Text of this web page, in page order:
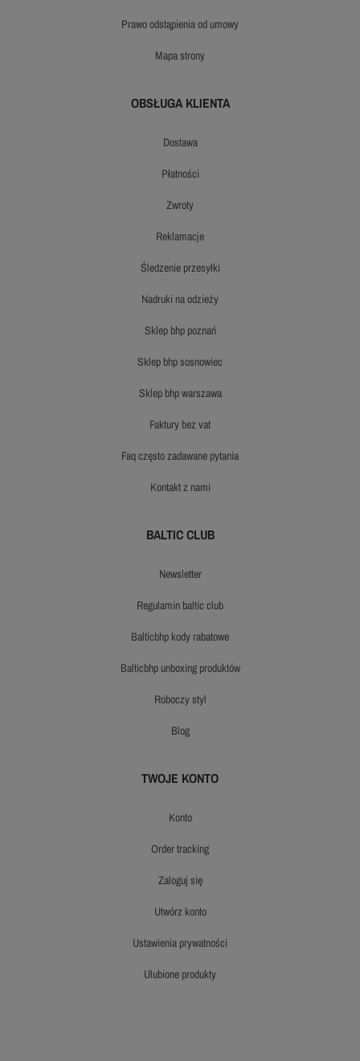
prawo odstąpienia od umowy
mapa strony
OBSŁUGA KLIENTA
dostawa
płatności
zwroty
reklamacje
śledzenie przesyłki
nadruki na odzieży
sklep bhp poznań
sklep bhp sosnowiec
sklep bhp warszawa
faktury bez vat
faq często zadawane pytania
kontakt z nami
BALTIC CLUB
newsletter
regulamin baltic club
balticbhp kody rabatowe
balticbhp unboxing produktów
roboczy styl
blog
TWOJE KONTO
konto
order tracking
zaloguj się
utwórz konto
ustawienia prywatności
ulubione produkty